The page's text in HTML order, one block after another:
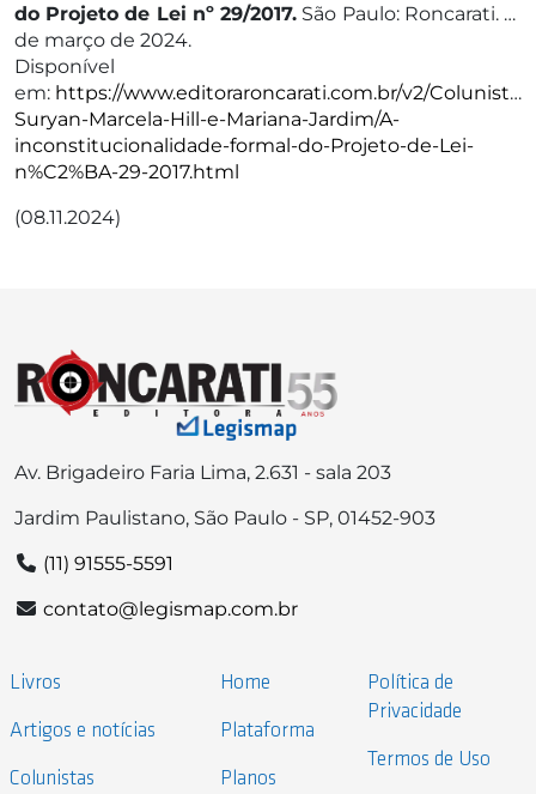
do Projeto de Lei nº 29/2017. São Paulo: Roncarati. 12
de março de 2024.
Disponível
em: https://www.editoraroncarati.com.br/v2/
Suryan-Marcela-Hill-e-Mariana-Jardim/A-
inconstitucionalidade-formal-do-Projeto-de-Lei-
n%C2%BA-29-2017.html
(08.11.2024)
Av. Brigadeiro Faria Lima, 2.631 - sala 203
Jardim Paulistano, São Paulo - SP, 01452-903
(11) 91555-5591
contato@legismap.com.br
Livros
Artigos e notícias
Colunistas
Home
Plataforma
Planos
Política de
Privacidade
Termos de Uso